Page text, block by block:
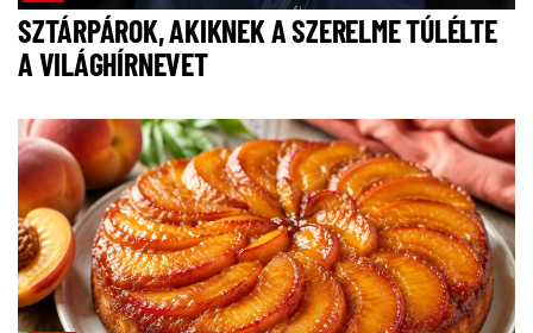
SZTÁRPÁROK, AKIKNEK A SZERELME TÚLÉLTE
A VILÁGHÍRNEVET